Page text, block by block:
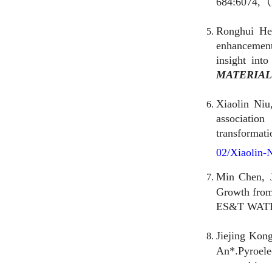
insight into the
Xiaolin Niu,
association
transformation
Chen,
ES&T WATER,
An* .Pyroelectric
soot driven
IF2024=21.1）
非第一单位
Tiancai Ye,